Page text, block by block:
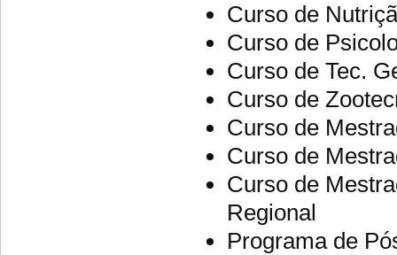
Curso de
Curso de
Curso de Tec.
Curso de
Curso de
Curso de
Curso de
Regional
Programa de